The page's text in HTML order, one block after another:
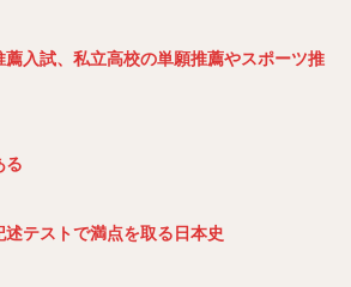
入試、私立高校の単願推薦やスポーツ推
る
テストで満点を取る日本史